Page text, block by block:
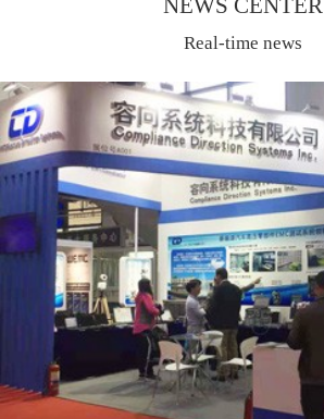
NEWS CENTER
Real-time news